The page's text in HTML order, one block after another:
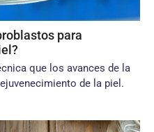
para
que los avances de la
de la piel.